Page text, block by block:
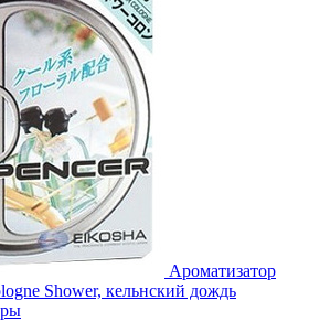
Ароматизатор
Shower, кельнский дождь